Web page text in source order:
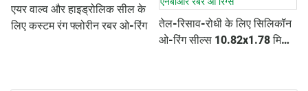
एयर वाल्व और हाइड्रोलिक सील के
लिए कस्टम रंग फ्लोरीन रबर ओ-रिंग
तेल-रिसाव-रोधी के लिए सिलिकॉन
ओ-रिंग सील्स 10.82x1.78 मिमी